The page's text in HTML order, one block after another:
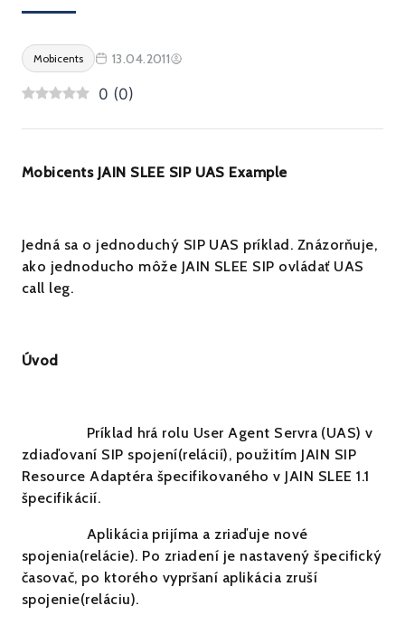
Mobicents 13.04.2011
0 (0)
Mobicents JAIN SLEE SIP UAS Example
Jedná sa o jednoduchý SIP UAS príklad. Znázorňuje,
ako jednoducho môže JAIN SLEE SIP ovládať UAS
call leg.
Úvod
Príklad hrá rolu User Agent Servra (UAS) v
zdiaďovaní SIP spojení(relácií), použitím JAIN SIP
Resource Adaptéra špecifikovaného v JAIN SLEE 1.1
špecifikácií.
Aplikácia prijíma a zriaďuje nové
spojenia(relácie). Po zriadení je nastavený špecifický
časovač, po ktorého vypršaní aplikácia zruší
spojenie(reláciu).